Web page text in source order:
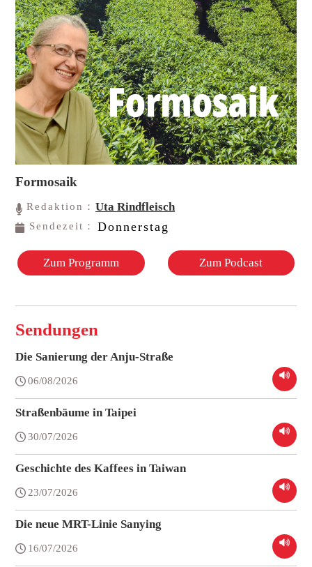
Formosaik
Redaktion：Uta Rindfleisch
Sendezeit： Donnerstag
Zum Programm Zum Podcast
Sendungen
Die Sanierung der Anju-Straße
06/08/2026
Straßenbäume in Taipei
30/07/2026
Geschichte des Kaffees in Taiwan
23/07/2026
Die neue MRT-Linie Sanying
16/07/2026